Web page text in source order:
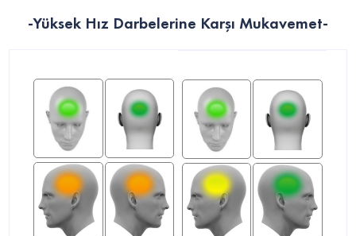
-Yüksek Hız Darbelerine Karşı Mukavemet-